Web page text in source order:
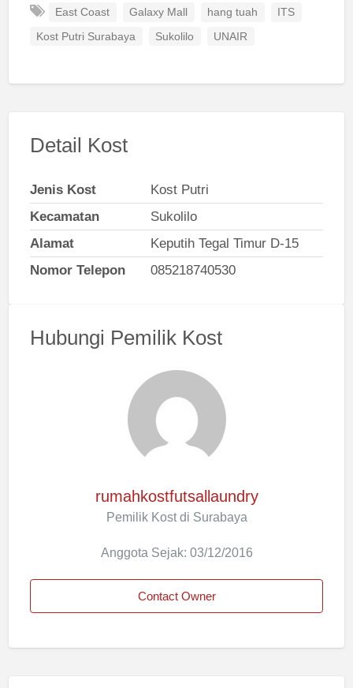
East Coast Galaxy Mall hang tuah ITS
Kost Putri Surabaya Sukolilo UNAIR
Detail Kost
Jenis Kost
Kost Putri
Kecamatan
Sukolilo
Alamat
Keputih Tegal Timur D-15
Nomor Telepon
085218740530
Hubungi Pemilik Kost
rumahkostfutsallaundry
Pemilik Kost di Surabaya
Anggota Sejak: 03/12/2016
Contact Owner